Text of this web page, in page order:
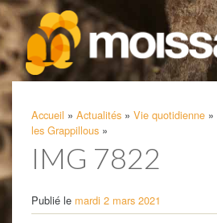
Accueil » Actualités » Vie quotidienne »
les Grappillous »
IMG 7822
Publié le mardi 2 mars 2021